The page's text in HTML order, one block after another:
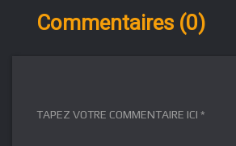
Commentaires (0)
TAPEZ VOTRE COMMENTAIRE ICI *